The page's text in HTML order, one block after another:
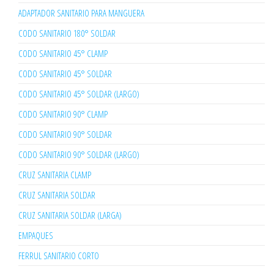
ADAPTADOR SANITARIO PARA MANGUERA
CODO SANITARIO 180° SOLDAR
CODO SANITARIO 45° CLAMP
CODO SANITARIO 45° SOLDAR
CODO SANITARIO 45° SOLDAR (LARGO)
CODO SANITARIO 90° CLAMP
CODO SANITARIO 90° SOLDAR
CODO SANITARIO 90° SOLDAR (LARGO)
CRUZ SANITARIA CLAMP
CRUZ SANITARIA SOLDAR
CRUZ SANITARIA SOLDAR (LARGA)
EMPAQUES
FERRUL SANITARIO CORTO